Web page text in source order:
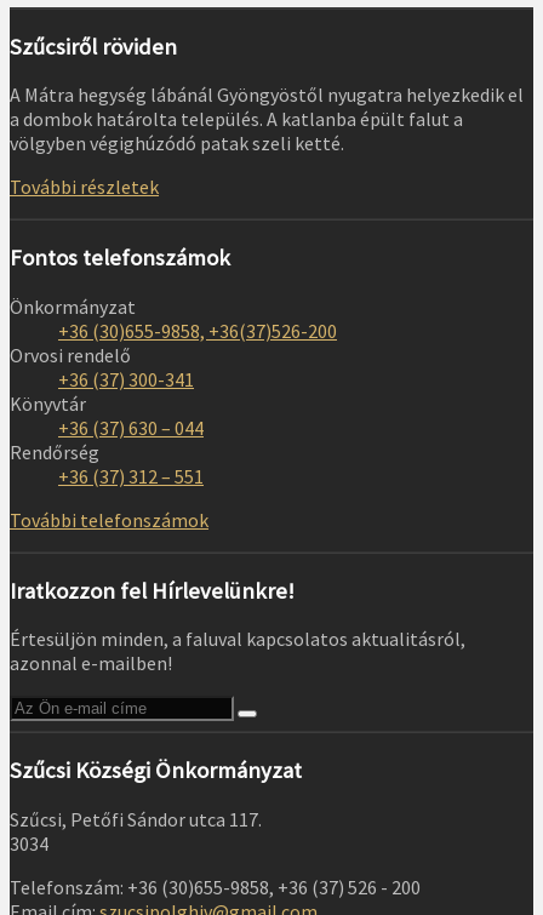
Szűcsiről röviden
A Mátra hegység lábánál Gyöngyöstől nyugatra helyezkedik el
a dombok határolta település. A katlanba épült falut a
völgyben végighúzódó patak szeli ketté.
További részletek
Fontos telefonszámok
Önkormányzat
+36 (30)655-9858, +36(37)526-200
Orvosi rendelő
+36 (37) 300-341
Könyvtár
+36 (37) 630 – 044
Rendőrség
+36 (37) 312 – 551
További telefonszámok
Iratkozzon fel Hírlevelünkre!
Értesüljön minden, a faluval kapcsolatos aktualitásról,
azonnal e-mailben!
Szűcsi Községi Önkormányzat
Szűcsi, Petőfi Sándor utca 117.
3034
Telefonszám: +36 (30)655-9858, +36 (37) 526 - 200